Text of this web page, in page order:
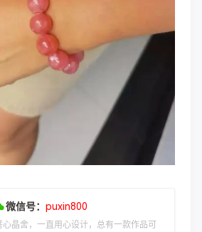
微信号： puxin800
心晶舍，一直用心设计，总有一款作品可